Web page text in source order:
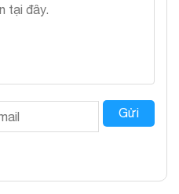
Gửi